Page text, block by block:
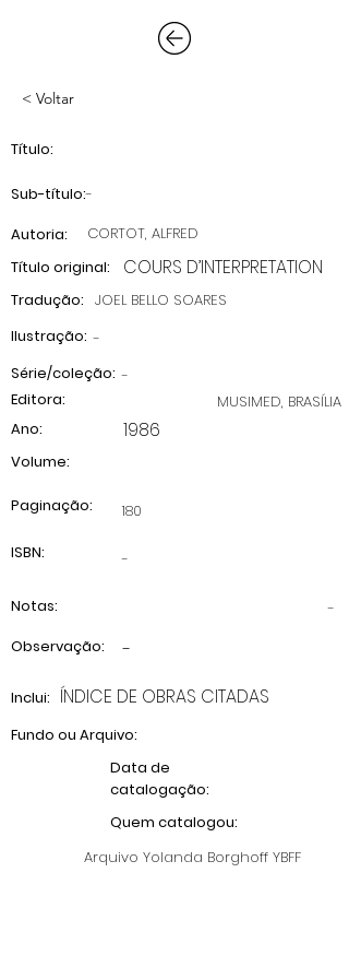
< Voltar
Título:
-
Sub-título:
Autoria:
CORTOT, ALFRED
Título original:
COURS D’INTERPRETATION
Tradução: JOEL BELLO SOARES
Ilustração: -
Série/coleção: -
MUSIMED, BRASÍLIA
Editora:
1986
Ano:
Volume:
Paginação:
180
ISBN:
-
-
Notas:
Observação:
-
Inclui: ÍNDICE DE OBRAS CITADAS
Fundo ou Arquivo:
Data de
catalogação:
Quem catalogou:
Arquivo Yolanda Borghoff YBFF